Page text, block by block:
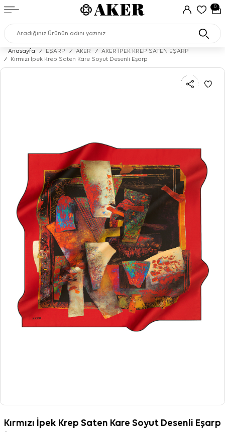
0
Anasayfa / EŞARP / AKER /
AKER İPEK KREP SATEN EŞARP
/
Kırmızı İpek Krep Saten Kare Soyut Desenli Eşarp
Kırmızı İpek Krep Saten Kare Soyut Desenli Eşarp